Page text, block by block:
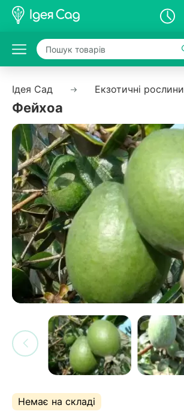
Ідея Сад Екзотичні рослини
Фейхоа
Немає на складі